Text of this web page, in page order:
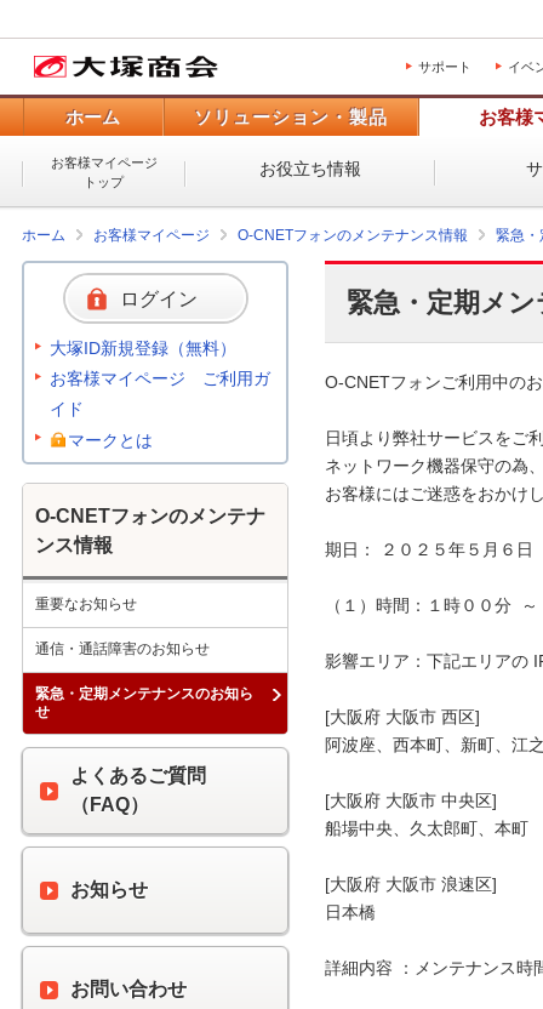
サポート イベ
ホーム ソリューション・製品 お客様
お客様マイページ
トップ
お役立ち情報
ホーム お客様マイページ O-CNETフォンのメンテナンス情報 緊急・
緊急・定期メ
O-CNETフォンご利用中の
日頃より弊社サービスをご
ネットワーク機器保守の為
お客様にはご迷惑をおかけ
期日： ２０２５年５月６日
（１）時間：１時００分
影響エリア：下記エリアの
[大阪府 大阪市 西区]
阿波座、西本町、新町、江
[大阪府 大阪市 中央区]
船場中央、久太郎町、本町
[大阪府 大阪市 浪速区]
日本橋
詳細内容 ：メンテナンス時
ログイン
大塚ID新規登録（無料）
お客様マイページ ご利用ガ
イド
マークとは
O-CNETフォンのメンテナ
ンス情報
重要なお知らせ
通信・通話障害のお知らせ
緊急・定期メンテナンスのお知ら
せ
よくあるご質問
（FAQ）
お知らせ
お問い合わせ